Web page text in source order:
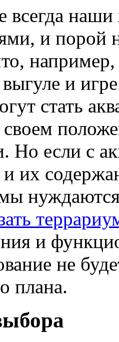
всегда
и порой
и
стать
своем
Но если с
их
и
не
плана.